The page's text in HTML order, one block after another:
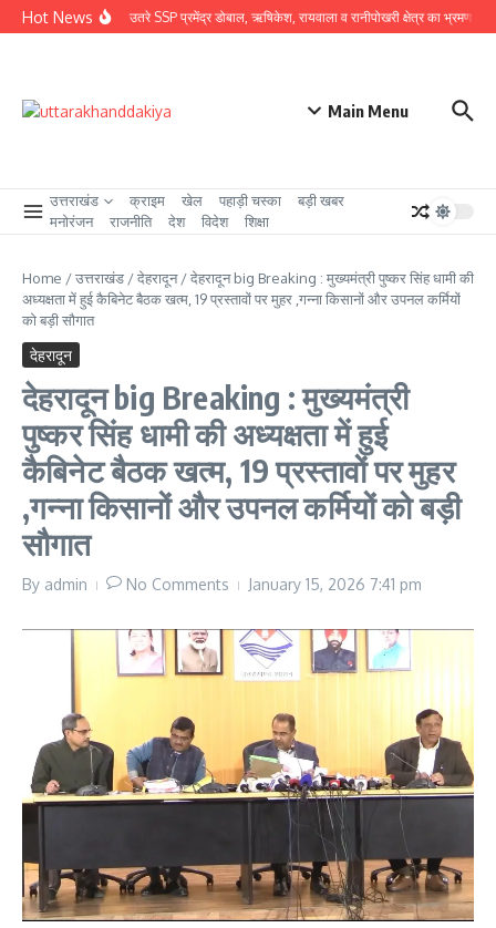
Skip to content
Hot News
ग्राउंड जीरो पर उतरे SSP प्रमेंद्र डोबाल, ऋषिकेश, रायवाला व रानीपोखरी क्षेत्र का भ्रमण कर
Main Menu
उत्तराखंड क्राइम खेल पहाड़ी चस्का
बड़ी खबर
मनोरंजन
राजनीति देश विदेश शिक्षा
Home /उत्तराखंड /देहरादून/देहरादून big Breaking : मुख्यमंत्री पुष्कर सिंह धामी की
अध्यक्षता में हुई कैबिनेट बैठक खत्म, 19 प्रस्तावों पर मुहर ,गन्ना किसानों और उपनल कर्मियों
को बड़ी सौगात
देहरादून
देहरादून big Breaking : मुख्यमंत्री
पुष्कर सिंह धामी की अध्यक्षता में हुई
कैबिनेट बैठक खत्म, 19 प्रस्तावों पर मुहर
,गन्ना किसानों और उपनल कर्मियों को बड़ी
सौगात
By admin No Comments January 15, 2026 7:41 pm